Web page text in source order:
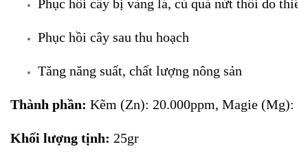
Phục hồi cây bị vàng lá, củ quả nứt thối do
Phục hồi cây sau thu hoạch
Tăng năng suất, chất lượng nông sản
Thành phần: Kẽm (Zn): 20.000ppm, Magie (Mg):
Khối lượng tịnh: 25gr